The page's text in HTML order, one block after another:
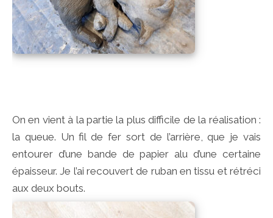
On en vient à la partie la plus difficile de la réalisation :
la queue. Un fil de fer sort de l’arrière, que je vais
entourer d’une bande de papier alu d’une certaine
épaisseur. Je l’ai recouvert de ruban en tissu et rétréci
aux deux bouts.